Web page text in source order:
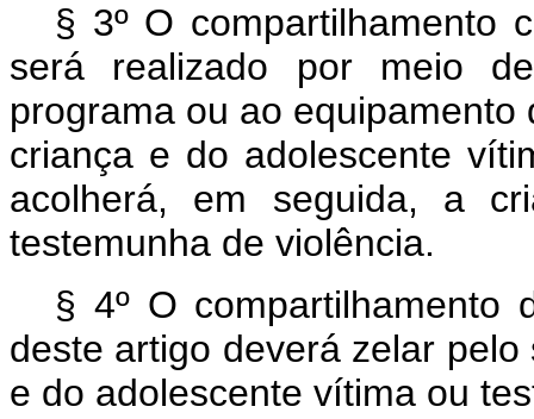
§ 3º O compartilhamento
será realizado por meio
programa ou ao
criança e do adolescente
acolherá, em seguida, a
testemunha de violência.
§ 4º O compartilhamento
deste artigo deverá zelar
e do adolescente vítima ou